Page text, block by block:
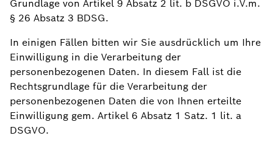
Grundlage von Artikel 9 Absatz 2 lit. b DSGVO i.V.m.
§ 26 Absatz 3 BDSG.
In einigen Fällen bitten wir Sie ausdrücklich um Ihre
Einwilligung in die Verarbeitung der
personenbezogenen Daten. In diesem Fall ist die
Rechtsgrundlage für die Verarbeitung der
personenbezogenen Daten die von Ihnen erteilte
Einwilligung gem. Artikel 6 Absatz 1 Satz. 1 lit. a
DSGVO.